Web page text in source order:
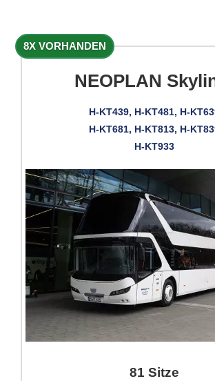
8X VORHANDEN
NEOPLAN
H-KT439, H-KT481, H-
H-KT681, H-KT813, H-
H-KT933
81 Sitze